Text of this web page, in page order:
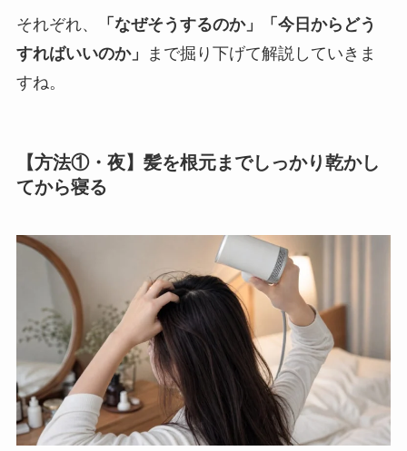
それぞれ、
「なぜそうするのか」「今日からどう
すればいいのか」
まで掘り下げて解説していきま
すね。
【方法①・夜】髪を根元までしっかり乾かし
てから寝る